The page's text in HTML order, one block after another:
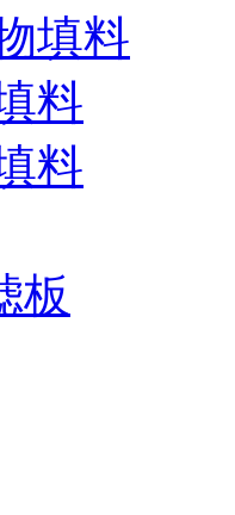
填料
料
料
板